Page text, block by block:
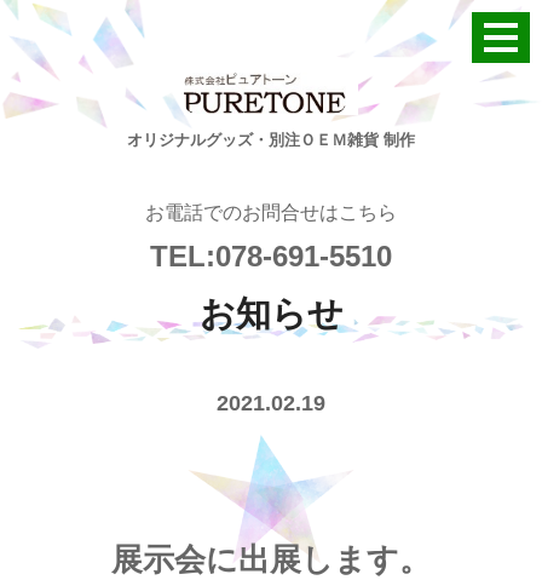
オリジナルグッズ・別注ＯＥＭ雑貨 制作
お電話でのお問合せはこちら
TEL:078-691-5510
お知らせ
2021.02.19
展示会に出展します。